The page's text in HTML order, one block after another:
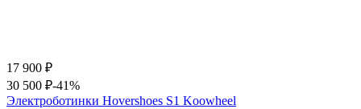
17 900 ₽
30 500 ₽-41%
Электроботинки Hovershoes S1 Koowheel